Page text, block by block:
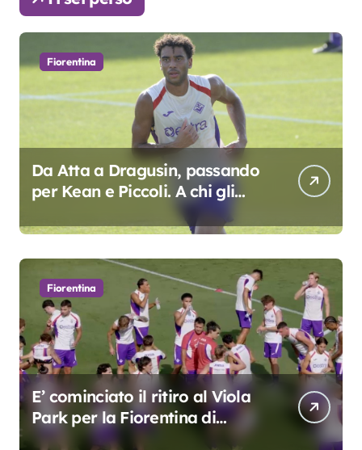
Fiorentina
Da Atta a Dragusin, passando
per Kean e Piccoli. A chi gli
oscar del precampionato?
Fiorentina
E’ cominciato il ritiro al Viola
Park per la Fiorentina di
Grosso